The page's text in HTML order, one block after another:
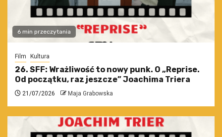
6 min przeczytania
Film Kultura
26. SFF: Wrażliwość to nowy punk. O „Reprise.
Od początku, raz jeszcze” Joachima Triera
21/07/2026 Maja Grabowska